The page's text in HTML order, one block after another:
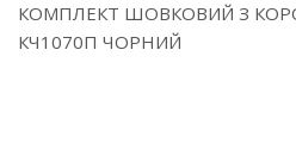
КОМПЛЕКТ ШОВКОВИЙ З
КЧ1070П ЧОРНИЙ